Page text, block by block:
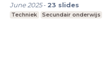
June 2025- 23 slides
Techniek Secundair onderwijs